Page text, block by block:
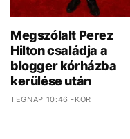
Megszólalt Perez
Hilton családja a
blogger kórházba
kerülése után
TEGNAP 10:46 -KOR